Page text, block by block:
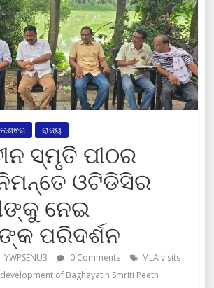
ରାଜ୍ୟ
ସ୍ମୃତି ପୀଠର
ଓଟିଡିସିର
ନେଇ
ପରିଦର୍ଶନ
YWPSENU3 0 Comments
MLA visits
of Baghayatin Smriti Peeth